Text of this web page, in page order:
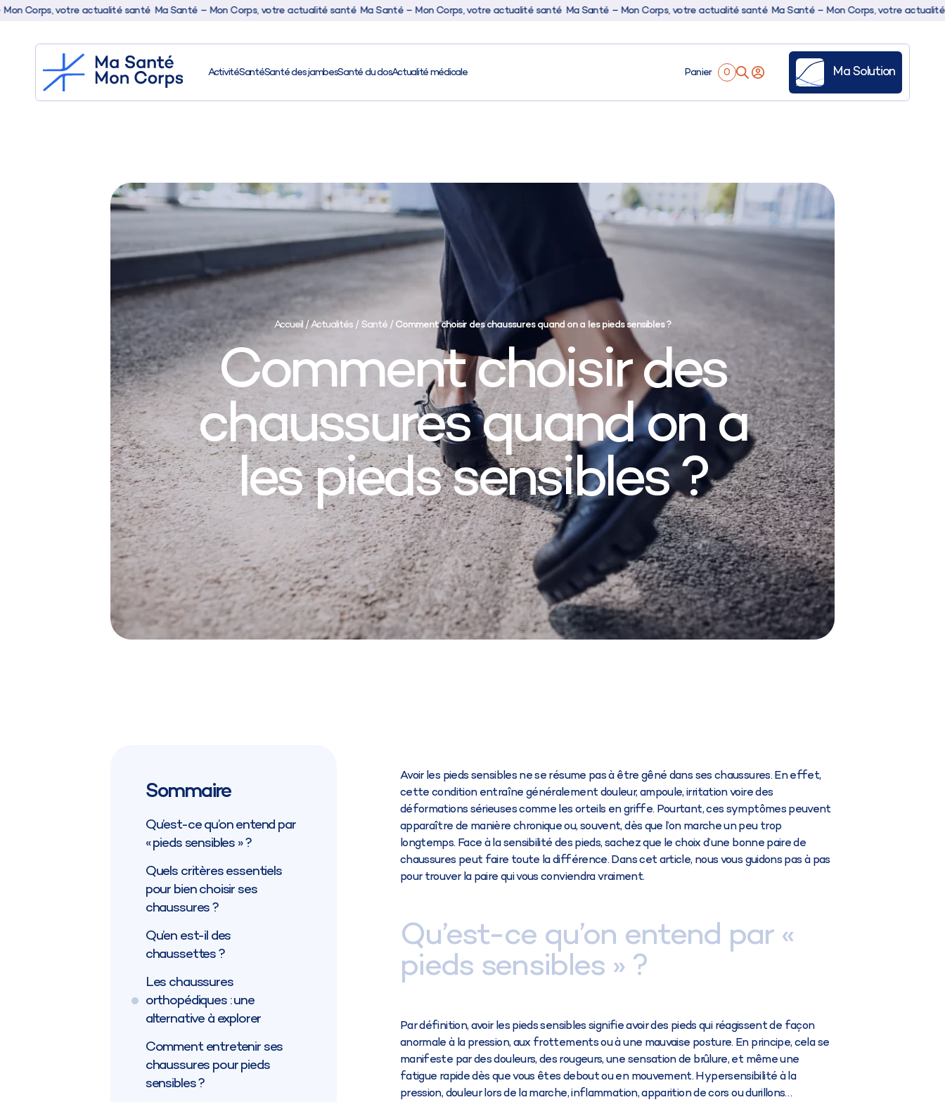
votre actualité santé Ma Santé – Mon Corps, votre actualité santé Ma Santé – Mon Corps, votre actualité santé Ma Santé – Mon Corps, votre actualité santé Ma Santé – Mon Corps, votre actualité santé
ActivitéSantéSanté des jambesSanté du dosActualité médicale Panier 0 Ma Solution
Santé
Santé des jambes
Santé du dos
Actualité médicale
Accueil /Actualités /Santé/Comment choisir des chaussures quand on a les pieds sensibles ?
Comment choisir des
chaussures quand on a
les pieds sensibles ?
Sommaire
Qu’est-ce qu’on entend par
« pieds sensibles » ?
Quels critères essentiels
pour bien choisir ses
chaussures ?
Qu’en est-il des
chaussettes ?
Les chaussures
orthopédiques : une
alternative à explorer
Comment entretenir ses
chaussures pour pieds
sensibles ?
Avoir les pieds sensibles ne se résume pas à être gêné dans ses chaussures. En effet,
cette condition entraîne généralement douleur, ampoule, irritation voire des
déformations sérieuses comme les orteils en griffe. Pourtant, ces symptômes peuvent
apparaître de manière chronique ou, souvent, dès que l’on marche un peu trop
longtemps. Face à la sensibilité des pieds, sachez que le choix d’une bonne paire de
chaussures peut faire toute la différence. Dans cet article, nous vous guidons pas à pas
pour trouver la paire qui vous conviendra vraiment.
Qu’est-ce qu’on entend par «
pieds sensibles » ?
Par définition, avoir les pieds sensibles signifie avoir des pieds qui réagissent de façon
anormale à la pression, aux frottements ou à une mauvaise posture. En principe, cela se
manifeste par des douleurs, des rougeurs, une sensation de brûlure, et même une
fatigue rapide dès que vous êtes debout ou en mouvement. Hypersensibilité à la
pression, douleur lors de la marche, inflammation, apparition de cors ou durillons…